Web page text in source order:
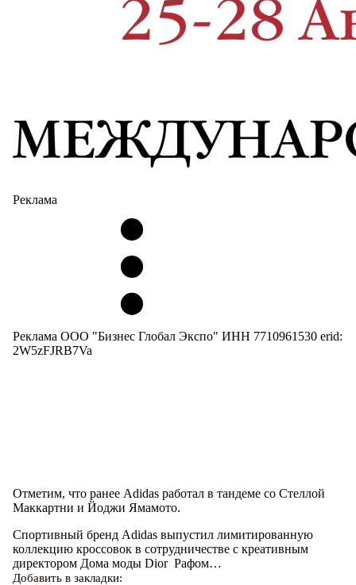
Реклама
Реклама ООО "Бизнес Глобал Экспо" ИНН 7710961530 erid:
2W5zFJRB7Va
Отметим, что ранее Adidas работал в тандеме со Стеллой
Маккартни и Йоджи Ямамото.
Спортивный бренд Adidas выпустил лимитированную
коллекцию кроссовок в сотрудничестве с креативным
директором Дома моды Dior Рафом…
Добавить в закладки: